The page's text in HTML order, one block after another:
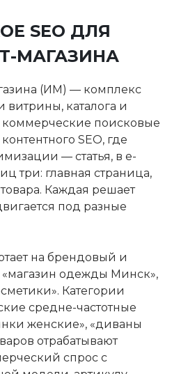
SEO ДЛЯ
МАГАЗИНА
(ИМ) — комплекс
витрины, каталога и
коммерческие поисковые
SEO, где
— статья, в e-
три: главная страница,
Каждая решает
под разные
на брендовый и
одежды Минск»,
Категории
средне-частотные
женские», «диваны
отрабатывают
спрос с